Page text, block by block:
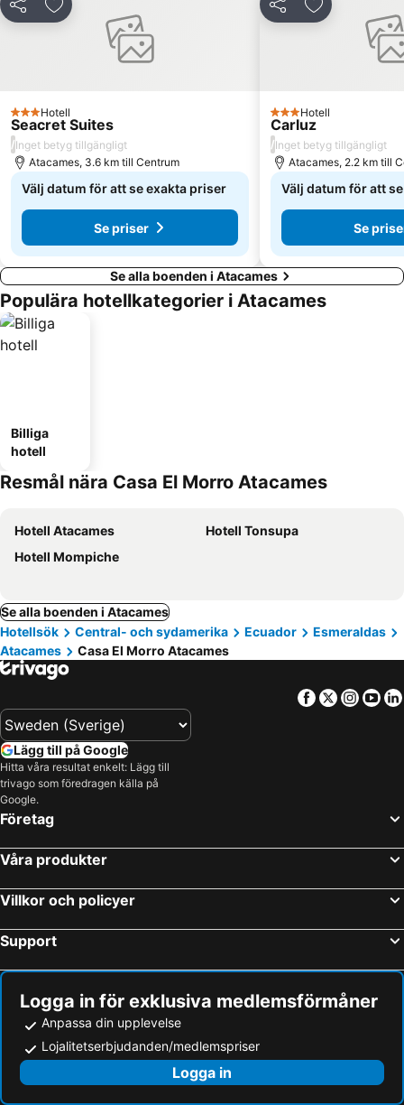
Dela Lägg till i Mina Favoriter
3 Stjärnor
Hotell
Seacret Suites
/Inget betyg tillgängligt
Atacames, 3.6 km till Centrum
Välj datum för att se exakta priser
Se priser
Dela Lägg till i
3 Stjärnor
Hotell
Carluz
/Inget betyg tillgängligt
Atacames, 2.2 km till
Välj datum för att
Se
Se alla boenden i Atacames
Populära hotellkategorier i Atacames
Billiga
hotell
Resmål nära Casa El Morro Atacames
Hotell Atacames
Hotell Tonsupa
Hotell Mompiche
Se alla boenden i Atacames
Hotellsök
Central- och sydamerika Ecuador
Esmeraldas
Atacames
Casa El Morro Atacames
Facebook
Twitter
Lägg till på Google
Hitta våra resultat enkelt: Lägg till
trivago som föredragen källa på
Google.
Företag
Våra produkter
Villkor och policyer
Support
Logga in för exklusiva medlemsförmåner
Anpassa din upplevelse
Lojalitetserbjudanden/medlemspriser
Logga in